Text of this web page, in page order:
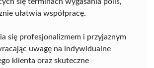
ułatwia współpracę.
się profesjonalizmem i przyjaznym
uwagę na indywidualne
klienta oraz skuteczne